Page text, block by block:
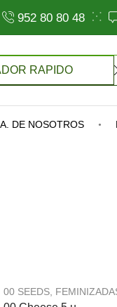
952 80 80 48
DE NOSOTROS
00 SEEDS